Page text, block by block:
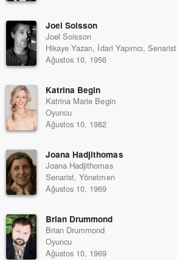
Joel Soisson
Joel Soisson
Hikaye Yazarı, İdari Yapımcı, Senarist
Ağustos 10, 1956
Katrina Begin
Katrina Marie Begin
Oyuncu
Ağustos 10, 1982
Joana Hadjithomas
Joana Hadjithomas
Senarist, Yönetmen
Ağustos 10, 1969
Brian Drummond
Brian Drummond
Oyuncu
Ağustos 10, 1969